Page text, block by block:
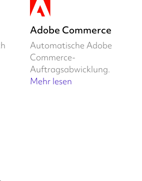
Adobe Commerce
Automatische Adobe
Commerce-
Auftragsabwicklung.
Mehr lesen